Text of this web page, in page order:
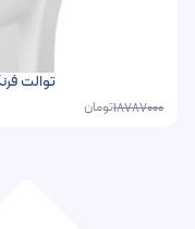
توالت
18787000تومان